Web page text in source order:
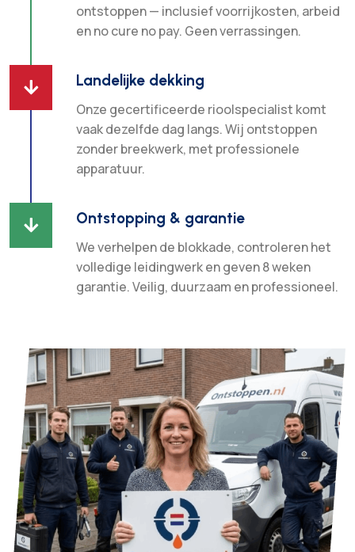
ontstoppen — inclusief voorrijkosten, arbeid
en no cure no pay. Geen verrassingen.
 Landelijke dekking
Onze gecertificeerde rioolspecialist komt
vaak dezelfde dag langs. Wij ontstoppen
zonder breekwerk, met professionele
apparatuur.
 Ontstopping & garantie
We verhelpen de blokkade, controleren het
volledige leidingwerk en geven 8 weken
garantie. Veilig, duurzaam en professioneel.